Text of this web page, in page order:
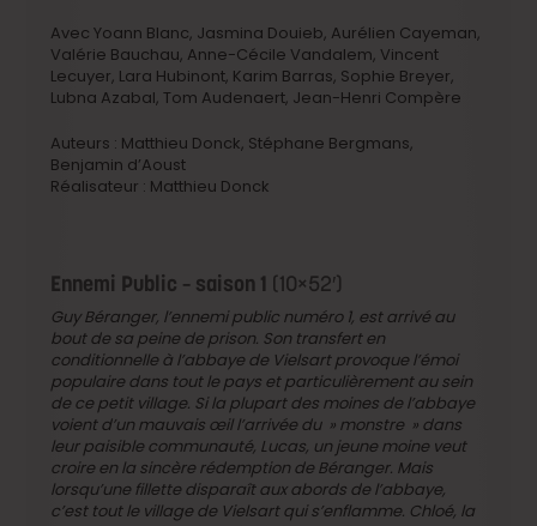
Avec Yoann Blanc, Jasmina Douieb, Aurélien Cayeman,
Valérie Bauchau, Anne-Cécile Vandalem, Vincent
Lecuyer, Lara Hubinont, Karim Barras, Sophie Breyer,
Lubna Azabal, Tom Audenaert, Jean-Henri Compère
Auteurs : Matthieu Donck, Stéphane Bergmans,
Benjamin d’Aoust
Réalisateur : Matthieu Donck
Ennemi Public – saison 1 (10×52′)
Guy Béranger, l’ennemi public numéro 1, est arrivé au
bout de sa peine de prison. Son transfert en
conditionnelle à l’abbaye de Vielsart provoque l’émoi
populaire dans tout le pays et particulièrement au sein
de ce petit village. Si la plupart des moines de l’abbaye
voient d’un mauvais œil l’arrivée du » monstre » dans
leur paisible communauté, Lucas, un jeune moine veut
croire en la sincère rédemption de Béranger. Mais
lorsqu’une fillette disparaît aux abords de l’abbaye,
c’est tout le village de Vielsart qui s’enflamme. Chloé, la